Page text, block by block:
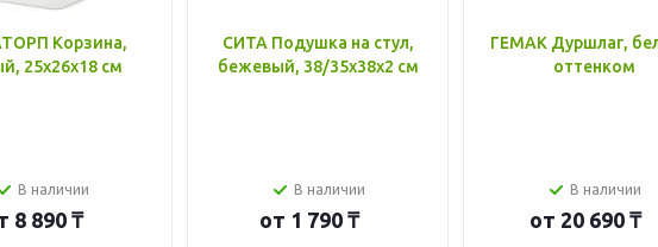
Корзина,
25x26x18 см
В наличии
8 890 ₸
СИТА Подушка на стул,
бежевый, 38/35x38x2 см
В наличии
от 1 790 ₸
ГЕМАК Дуршлаг,
оттенком
В наличии
от 20 690 ₸